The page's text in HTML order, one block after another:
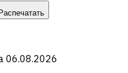
Распечатать
06.08.2026